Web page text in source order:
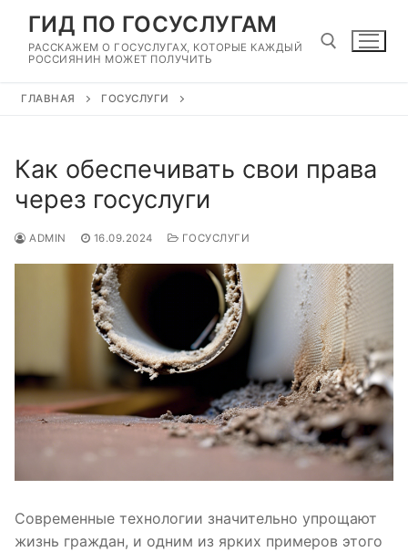
Перейти
содержимому
ГИД ПО ГОСУСЛУГАМ
РАССКАЖЕМ О ГОСУСЛУГАХ, КОТОРЫЕ КАЖДЫЙ
РОССИЯНИН МОЖЕТ ПОЛУЧИТЬ
ГЛАВНАЯ ГОСУСЛУГИ
Как обеспечивать свои права
через госуслуги
ADMIN 16.09.2024 ГОСУСЛУГИ
Современные технологии значительно упрощают
жизнь граждан, и одним из ярких примеров этого